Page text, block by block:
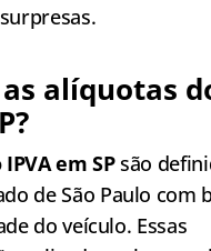
alíquotas
em SPsão
de São Paulo com
do veículo. Essas